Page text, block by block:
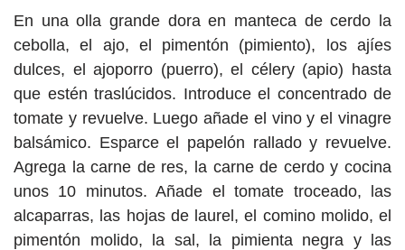
En una olla grande dora en manteca de cerdo la
cebolla, el ajo, el pimentón (pimiento), los ajíes
dulces, el ajoporro (puerro), el célery (apio) hasta
que estén traslúcidos. Introduce el concentrado de
tomate y revuelve. Luego añade el vino y el vinagre
balsámico. Esparce el papelón rallado y revuelve.
Agrega la carne de res, la carne de cerdo y cocina
unos 10 minutos. Añade el tomate troceado, las
alcaparras, las hojas de laurel, el comino molido, el
pimentón molido, la sal, la pimienta negra y las